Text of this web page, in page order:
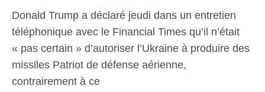
Donald Trump a déclaré jeudi dans un entretien
téléphonique avec le Financial Times qu’il n’était
« pas certain » d’autoriser l’Ukraine à produire des
missiles Patriot de défense aérienne,
contrairement à ce